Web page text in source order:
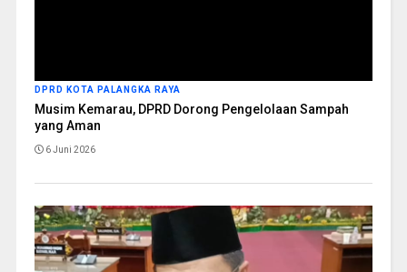
DPRD KOTA PALANGKA RAYA
Musim Kemarau, DPRD Dorong Pengelolaan Sampah
yang Aman
6 Juni 2026